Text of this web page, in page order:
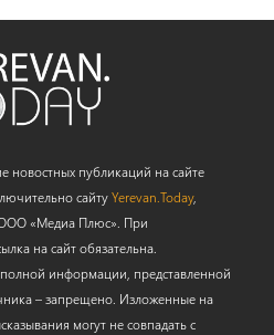
новостных публикаций на сайте
сайтуYerevan.Today,
ООО «Медиа Плюс». При
на сайт обязательна.
информации, представленной
– запрещено. Изложенные на
могут не совпадать с